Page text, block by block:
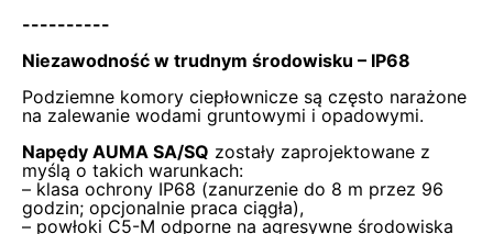
----------
Niezawodność w trudnym środowisku – IP68
Podziemne komory ciepłownicze są często narażone
na zalewanie wodami gruntowymi i opadowymi.
Napędy AUMA SA/SQ zostały zaprojektowane z
myślą o takich warunkach:
– klasa ochrony IP68 (zanurzenie do 8 m przez 96
godzin; opcjonalnie praca ciągła),
– powłoki C5-M odporne na agresywne środowiska